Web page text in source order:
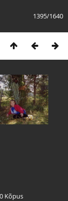
1395/1640
Kõpus